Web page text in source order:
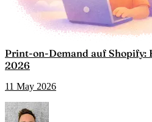
Print-on-Demand auf Shopify:
2026
11 May 2026